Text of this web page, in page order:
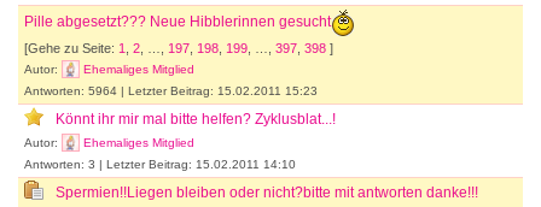
Pille abgesetzt??? Neue Hibblerinnen gesucht
[Gehe zu Seite: 1 2 197 198 199 397 398 ]
Autor:
Ehemaliges Mitglied
Antworten: 5964 | Letzter Beitrag: 15.02.2011 15:23
Könnt ihr mir mal bitte helfen? Zyklusblat...!
Autor:
Ehemaliges Mitglied
Antworten: 3 | Letzter Beitrag: 15.02.2011 14:10
Spermien!!Liegen bleiben oder nicht?bitte mit antworten danke!!!